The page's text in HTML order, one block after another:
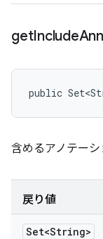
getInclude
public
含めるアノテー
戻り値
Set<String>